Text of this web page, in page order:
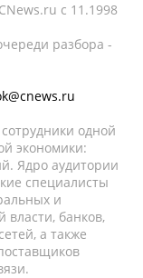
c 11.1998
разбора -
одной
экономики:
Ядро аудитории
специалисты
и
власти, банков,
а также